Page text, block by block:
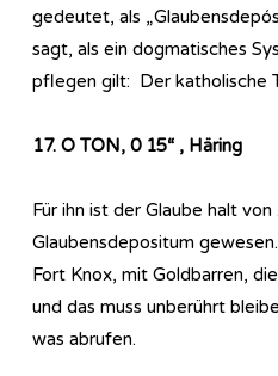
gedeutet, als
sagt, als ein dogmatisches
pflegen gilt: Der katholische
17. O TON, 0 15“ , Häring
Für ihn ist der Glaube halt
Glaubensdepositum
Fort Knox, mit Goldbarren,
und das muss unberührt
was abrufen.